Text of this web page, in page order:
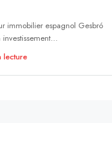
immobilier espagnol Gesbró
lecture